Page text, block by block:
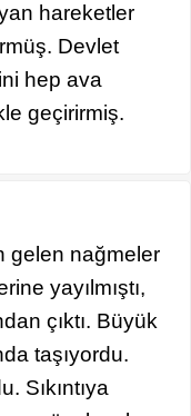
hareketler
Devlet
hep ava
geçirirmiş.
gelen nağmeler
yayılmıştı,
çıktı. Büyük
taşıyordu.
Sıkıntıya